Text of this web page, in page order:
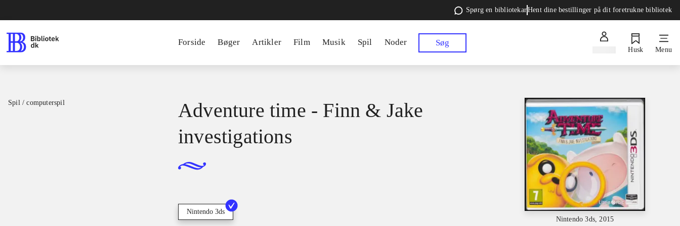
Spørg en bibliotekarHent dine bestillinger på dit foretrukne bibliotek
Forside Bøger Artikler Film Musik Spil Noder Søg
Husk Menu
Spil / computerspil
Nintendo 3ds, 2015
Adventure time - Finn & Jake
investigations
Nintendo 3ds